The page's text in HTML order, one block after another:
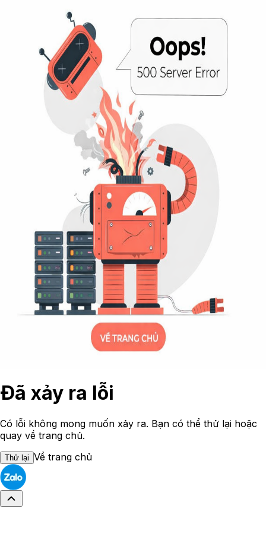
Đã xảy ra lỗi
Có lỗi không mong muốn xảy ra. Bạn có thể thử lại hoặc
quay về trang chủ.
Thử lại Về trang chủ